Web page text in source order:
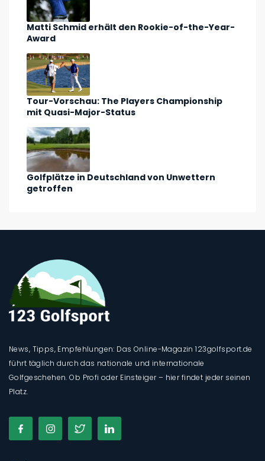
Matti Schmid erhält den Rookie-of-the-Year-
Award
Tour-Vorschau: The Players Championship
mit Quasi-Major-Status
Golfplätze in Deutschland von Unwettern
getroffen
News, Tipps, Empfehlungen: Das Online-Magazin 123golfsport.de
führt täglich durch das nationale und internationale
Golfgeschehen. Ob Profi oder Einsteiger – hier findet jeder seinen
Platz.